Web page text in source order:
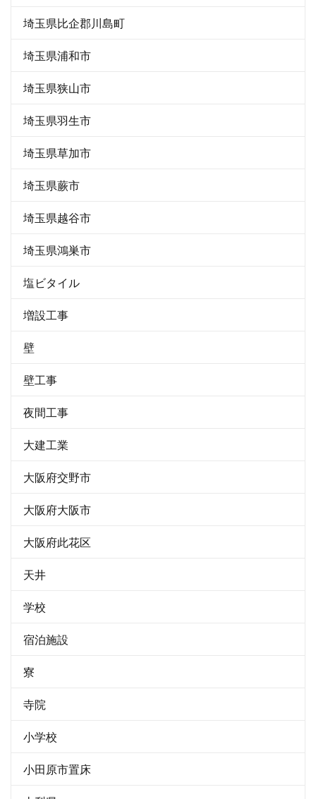
埼玉県比企郡川島町
埼玉県浦和市
埼玉県狭山市
埼玉県羽生市
埼玉県草加市
埼玉県蕨市
埼玉県越谷市
埼玉県鴻巣市
塩ビタイル
増設工事
壁
壁工事
夜間工事
大建工業
大阪府交野市
大阪府大阪市
大阪府此花区
天井
学校
宿泊施設
寮
寺院
小学校
小田原市置床